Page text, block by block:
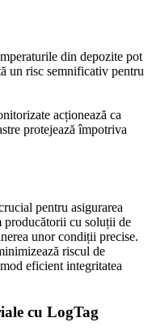
din depozite pot
un risc semnificativ pentru
acționează ca
protejează împotriva
pentru asigurarea
producătorii cu soluții de
unor condiții precise.
riscul de
eficient integritatea
cu LogTag